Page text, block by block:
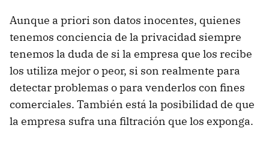
Aunque a priori son datos inocentes, quienes
tenemos conciencia de la privacidad siempre
tenemos la duda de si la empresa que los recibe
los utiliza mejor o peor, si son realmente para
detectar problemas o para venderlos con fines
comerciales. También está la posibilidad de que
la empresa sufra una filtración que los exponga.